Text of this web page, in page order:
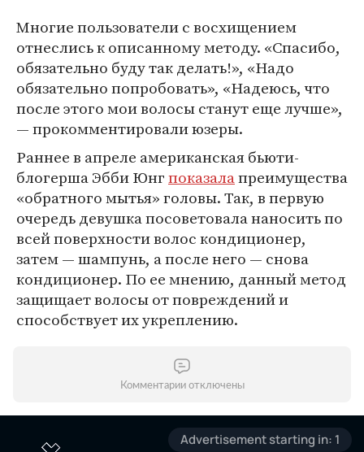
Многие пользователи с восхищением
отнеслись к описанному методу. «Спасибо,
обязательно буду так делать!», «Надо
обязательно попробовать», «Надеюсь, что
после этого мои волосы станут еще лучше»,
— прокомментировали юзеры.
Раннее в апреле американская бьюти-
блогерша Эбби Юнгпоказалапреимущества
«обратного мытья» головы. Так, в первую
очередь девушка посоветовала наносить по
всей поверхности волос кондиционер,
затем — шампунь, а после него — снова
кондиционер. По ее мнению, данный метод
защищает волосы от повреждений и
способствует их укреплению.
Комментарии отключены